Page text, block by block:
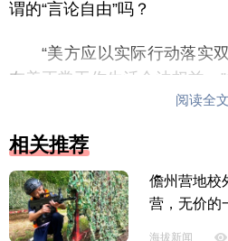
谓的“言论自由”吗？
“美方应以实际行动落实
在美正常工作生活合法权益。”
美方）
阅读全文
相关推荐
儋州营地校
营，无价的
海拔新闻